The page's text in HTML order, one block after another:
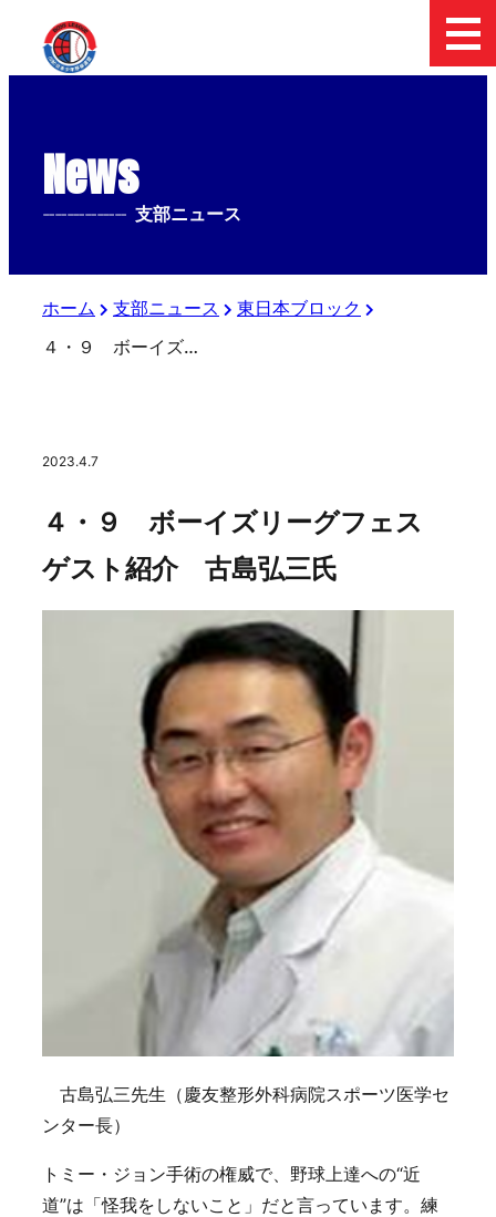
News
-------------- 支部ニュース
ホーム 支部ニュース
東日本ブロック
４・９ ボーイズリーグフェス ゲスト紹介 古島弘三氏
2023.4.7
４・９ ボーイズリーグフェス
ゲスト紹介 古島弘三氏
古島弘三先生（慶友整形外科病院スポーツ医学セ
ンター長）
トミー・ジョン手術の権威で、野球上達への“近
道”は「怪我をしないこと」だと言っています。練